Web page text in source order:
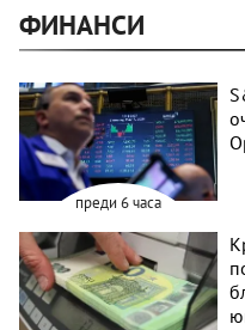
ФИНАНСИ
преди 6 часа